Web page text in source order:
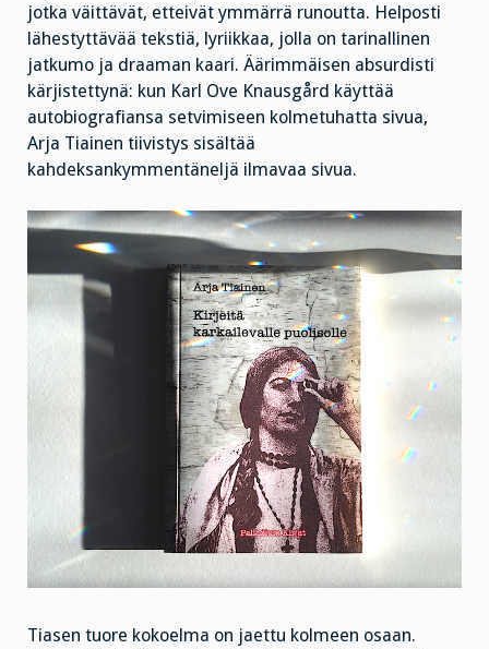
jotka väittävät, etteivät ymmärrä runoutta. Helposti
lähestyttävää tekstiä, lyriikkaa, jolla on tarinallinen
jatkumo ja draaman kaari. Äärimmäisen absurdisti
kärjistettynä: kun Karl Ove Knausgård käyttää
autobiografiansa setvimiseen kolmetuhatta sivua,
Arja Tiainen tiivistys sisältää
kahdeksankymmentäneljä ilmavaa sivua.
Tiasen tuore kokoelma on jaettu kolmeen osaan.